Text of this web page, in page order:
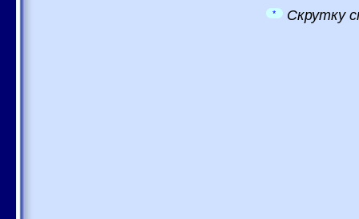
* Скрутку